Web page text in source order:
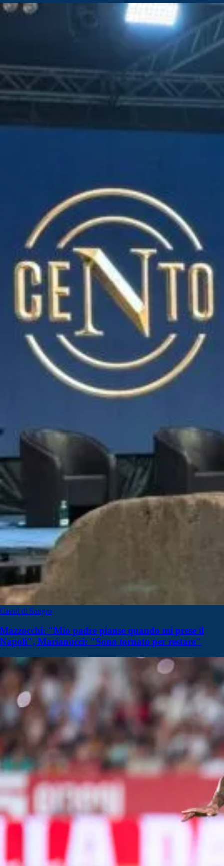
Castel di Sangro
Mazzocchi: "Mio padre pianse quando mi prese il
Napoli", Marianucci: "Sono tornato per restare"